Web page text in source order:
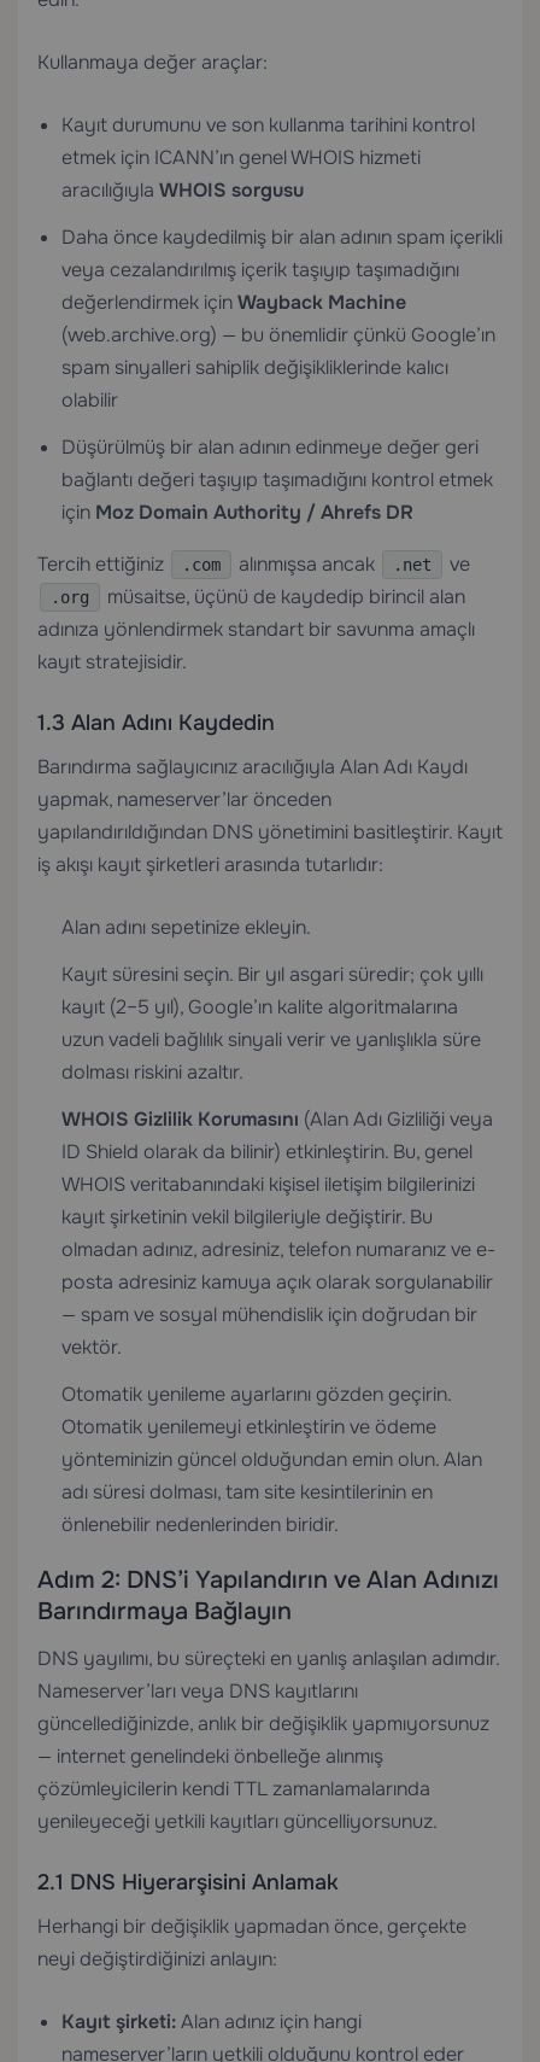
Kullanmaya değer araçlar:
Kayıt durumunu ve son kullanma tarihini kontrol
etmek için ICANN’ın genel WHOIS hizmeti
aracılığıyla WHOIS sorgusu
Daha önce kaydedilmiş bir alan adının spam içerikli
veya cezalandırılmış içerik taşıyıp taşımadığını
değerlendirmek içinWayback Machine
(web.archive.org) — bu önemlidir çünkü Google’ın
spam sinyalleri sahiplik değişikliklerinde kalıcı
olabilir
Düşürülmüş bir alan adının edinmeye değer geri
bağlantı değeri taşıyıp taşımadığını kontrol etmek
için Moz Domain Authority / Ahrefs DR
Tercih ettiğiniz .com alınmışsa ancak .net ve
.org
müsaitse, üçünü de kaydedip birincil alan
adınıza yönlendirmek standart bir savunma amaçlı
kayıt stratejisidir.
1.3 Alan Adını Kaydedin
Barındırma sağlayıcınız aracılığıyla Alan Adı Kaydı
yapmak, nameserver’lar önceden
yapılandırıldığından DNS yönetimini basitleştirir. Kayıt
iş akışı kayıt şirketleri arasında tutarlıdır:
Alan adını sepetinize ekleyin.
Kayıt süresini seçin. Bir yıl asgari süredir; çok yıllı
kayıt (2–5 yıl), Google’ın kalite algoritmalarına
uzun vadeli bağlılık sinyali verir ve yanlışlıkla süre
dolması riskini azaltır.
WHOIS Gizlilik Korumasını (Alan Adı Gizliliği veya
ID Shield olarak da bilinir) etkinleştirin. Bu, genel
WHOIS veritabanındaki kişisel iletişim bilgilerinizi
kayıt şirketinin vekil bilgileriyle değiştirir. Bu
olmadan adınız, adresiniz, telefon numaranız ve e-
posta adresiniz kamuya açık olarak sorgulanabilir
— spam ve sosyal mühendislik için doğrudan bir
vektör.
Otomatik yenileme ayarlarını gözden geçirin.
Otomatik yenilemeyi etkinleştirin ve ödeme
yönteminizin güncel olduğundan emin olun. Alan
adı süresi dolması, tam site kesintilerinin en
önlenebilir nedenlerinden biridir.
Adım 2: DNS’i Yapılandırın ve Alan Adınızı
Barındırmaya Bağlayın
DNS yayılımı, bu süreçteki en yanlış anlaşılan adımdır.
Nameserver’ları veya DNS kayıtlarını
güncellediğinizde, anlık bir değişiklik yapmıyorsunuz
— internet genelindeki önbelleğe alınmış
çözümleyicilerin kendi TTL zamanlamalarında
yenileyeceği yetkili kayıtları güncelliyorsunuz.
2.1 DNS Hiyerarşisini Anlamak
Herhangi bir değişiklik yapmadan önce, gerçekte
neyi değiştirdiğinizi anlayın:
Kayıt şirketi:Alan adınız için hangi
nameserver’ların yetkili olduğunu kontrol eder